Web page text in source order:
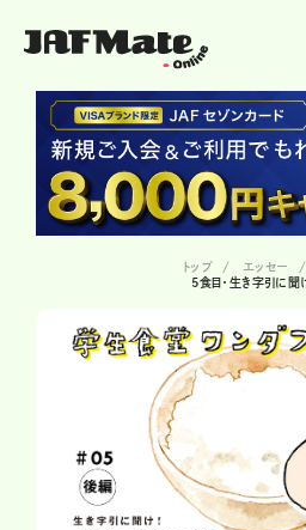
トップ エッセー
5食目・生き字引に聞